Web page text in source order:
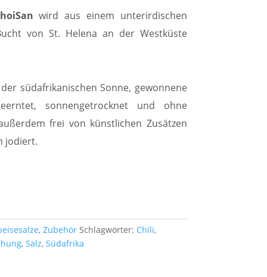
wird aus einem unterirdischen
von St. Helena an der Westküste
südafrikanischen Sonne, gewonnene
sonnengetrocknet und ohne
frei von künstlichen Zusätzen
jodiert.
, Zubehör Schlagwörter: Chili,
, Salz, Südafrika